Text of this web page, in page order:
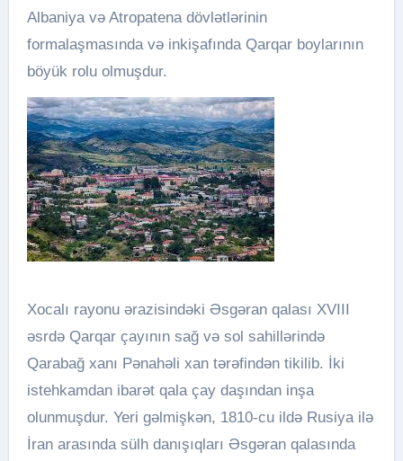
Albaniya və Atropatena dövlətlərinin
formalaşmasında və inkişafında Qarqar boylarının
böyük rolu olmuşdur.
Xocalı rayonu ərazisindəki Əsgəran qalası XVIII
əsrdə Qarqar çayının sağ və sol sahillərində
Qarabağ xanı Pənahəli xan tərəfindən tikilib. İki
istehkamdan ibarət qala çay daşından inşa
olunmuşdur. Yeri gəlmişkən, 1810-cu ildə Rusiya ilə
İran arasında sülh danışıqları Əsgəran qalasında